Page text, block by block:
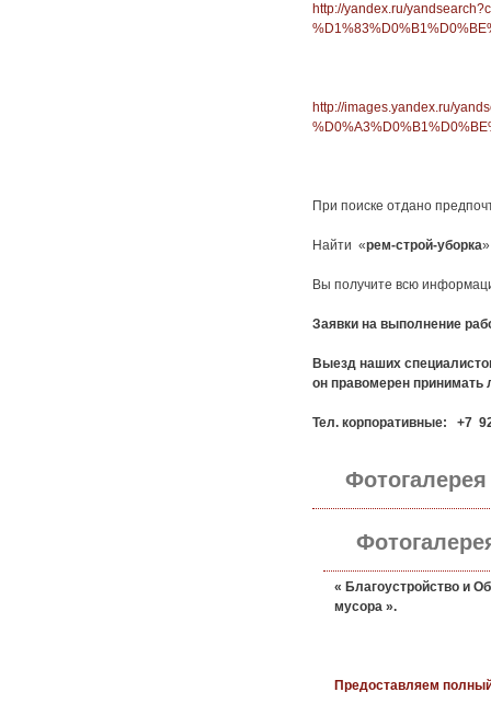
http://yandex.ru/
http://images.yandex.ru/
При поиске отдано
Найти «рем-строй-уборка
Вы получите всю
Заявки на выполнение
Выезд наших
он правомерен
Тел. корпоративные: +7
« Благоустройство и
мусора ».
Предоставляем